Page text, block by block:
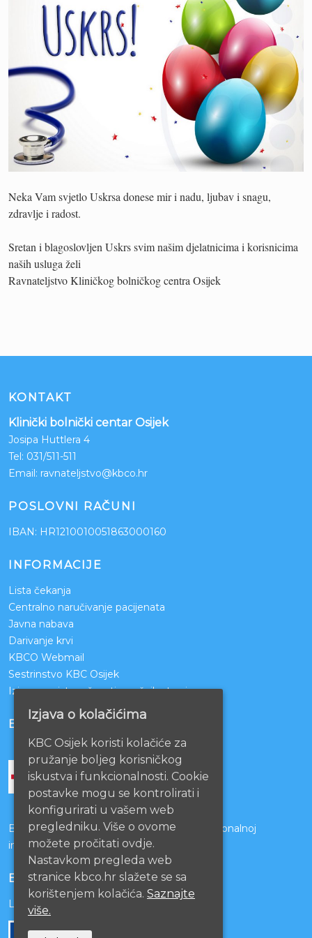
Neka Vam svjetlo Uskrsa donese mir i nadu, ljubav i snagu,
zdravlje i radost.
Sretan i blagoslovljen Uskrs svim našim djelatnicima i korisnicima
naših usluga želi
Ravnateljstvo Kliničkog bolničkog centra Osijek
KONTAKT
Klinički bolnički centar Osijek
Josipa Huttlera 4
Tel: 031/511-511
Email: ravnateljstvo@kbco.hr
POSLOVNI RAČUNI
IBAN: HR1210010051863000160
INFORMACIJE
Lista čekanja
Centralno naručivanje pacijenata
Javna nabava
Darivanje krvi
KBCO Webmail
Sestrinstvo KBC Osijek
Izjava o pristupačnosti mrežnih stranica
BOLNICE PARTNERI
Bolnice s kojima je potpisan ugovor o funkcionalnoj
integraciji
EU PROJEKTI
Lista projekata
Izjava o kolačićima
KBC Osijek koristi kolačiće za
pružanje boljeg korisničkog
iskustva i funkcionalnosti. Cookie
postavke mogu se kontrolirati i
konfigurirati u vašem web
pregledniku. Više o ovome
možete pročitati ovdje.
Nastavkom pregleda web
stranice kbco.hr slažete se sa
korištenjem kolačića. Saznajte
više.